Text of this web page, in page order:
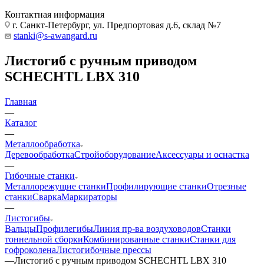
Контактная информация
г. Санкт-Петербург, ул. Предпортовая д.6, склад №7
stanki@s-awangard.ru
Листогиб с ручным приводом
SСHECHTL LBX 310
Главная
—
Каталог
—
Металлообработка
ДеревообработкаСтройоборудованиеАксeccyapы и оснастка
—
Гибочные станки
Металлорежущие станкиПрофилирующие станкиОтрезные
станкиСваркаМаркираторы
—
Листогибы
ВальцыПрофилегибыЛиния пр-ва воздуховодовСтанки
тоннельной сборкиКомбинированные станкиСтанки для
гофроколенаЛистогибочные прессы
—Листогиб с ручным приводом SСHECHTL LBX 310